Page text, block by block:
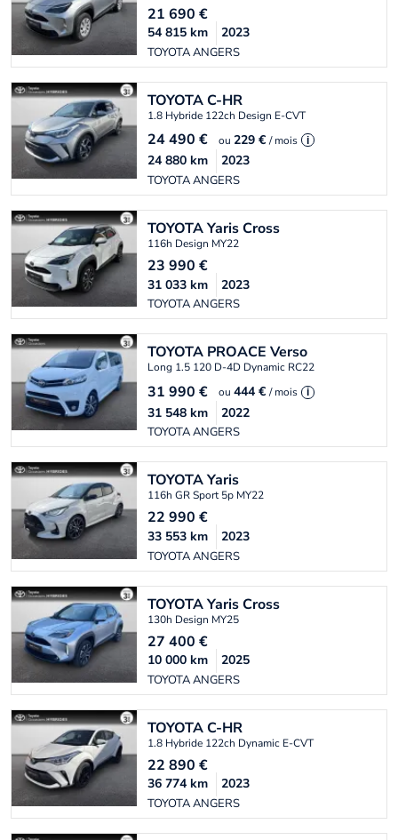
21 690 €
TOYOTA ANGERS
54 815 km 2023
TOYOTAC-HR
1.8 Hybride 122ch Design E-CVT
24 490 € ou 229 € / mois i
TOYOTA ANGERS
24 880 km 2023
TOYOTAYaris Cross
116h Design MY22
23 990 €
TOYOTA ANGERS
31 033 km 2023
TOYOTA PROACE Verso
Long 1.5 120 D-4D Dynamic RC22
31 990 € ou 444 € / mois i
TOYOTA ANGERS
31 548 km 2022
TOYOTAYaris
116h GR Sport 5p MY22
22 990 €
TOYOTA ANGERS
33 553 km 2023
TOYOTAYaris Cross
130h Design MY25
27 400 €
TOYOTA ANGERS
10 000 km 2025
TOYOTAC-HR
1.8 Hybride 122ch Dynamic E-CVT
22 890 €
TOYOTA ANGERS
36 774 km 2023